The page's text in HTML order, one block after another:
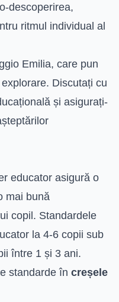
descoperirea,
ritmul individual al
Emilia, care pun
Discutați cu
și asigurați-
educator asigură o
mai bună
copil. Standardele
la 4-6 copii sub
între 1 și 3 ani.
standarde în creșele